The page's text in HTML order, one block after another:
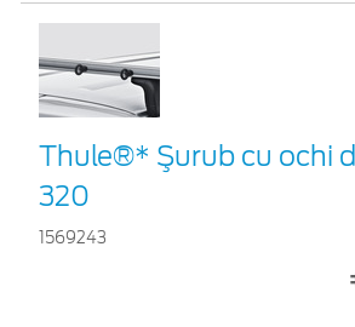
Thule®* Şurub cu ochi
320
1569243